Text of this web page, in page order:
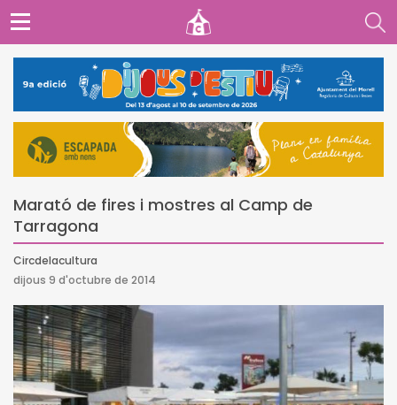
Marató de fires i mostres al Camp de
Tarragona
Circdelacultura
dijous 9 d'octubre de 2014